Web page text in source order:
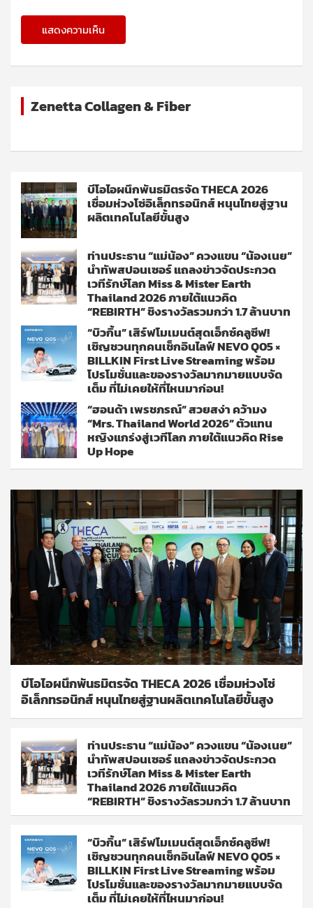
Zenetta Collagen & Fiber
บีโอไอผนึกพันธมิตรจัด THECA 2026
เชื่อมห่วงโซ่อิเล็กทรอนิกส์ หนุนไทยสู่ฐาน
ผลิตเทคโนโลยีขั้นสูง
ท่านประธาน “แม่น้อง” ควงแขน “น้องเนย”
นำทัพสปอนเซอร์ แถลงข่าวจัดประกวด
เวทีรักษ์โลก Miss & Mister Earth
Thailand 2026 ภายใต้แนวคิด
“REBIRTH” ชิงรางวัลรวมกว่า 1.7 ล้านบาท
“บิวกิ้น” เสิร์ฟโมเมนต์สุดเอ็กซ์คลูซีฟ!
เชิญชวนทุกคนเช็กอินไลฟ์ NEVO Q05 ×
BILLKIN First Live Streaming พร้อม
โปรโมชั่นและของรางวัลมากมายแบบจัด
เต็ม ที่ไม่เคยให้ที่ไหนมาก่อน!
“ฮอนด้า เพรชภรณ์” สวยสง่า คว้ามง
“Mrs. Thailand World 2026” ตัวแทน
หญิงแกร่งสู่เวทีโลก ภายใต้แนวคิด Rise
Up Hope
บีโอไอผนึกพันธมิตรจัด THECA 2026 เชื่อมห่วงโซ่
อิเล็กทรอนิกส์ หนุนไทยสู่ฐานผลิตเทคโนโลยีขั้นสูง
ท่านประธาน “แม่น้อง” ควงแขน “น้องเนย”
นำทัพสปอนเซอร์ แถลงข่าวจัดประกวด
เวทีรักษ์โลก Miss & Mister Earth
Thailand 2026 ภายใต้แนวคิด
“REBIRTH” ชิงรางวัลรวมกว่า 1.7 ล้านบาท
“บิวกิ้น” เสิร์ฟโมเมนต์สุดเอ็กซ์คลูซีฟ!
เชิญชวนทุกคนเช็กอินไลฟ์ NEVO Q05 ×
BILLKIN First Live Streaming พร้อม
โปรโมชั่นและของรางวัลมากมายแบบจัด
เต็ม ที่ไม่เคยให้ที่ไหนมาก่อน!